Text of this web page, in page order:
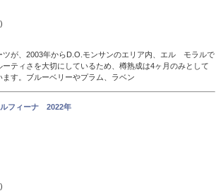
が、2003年からD.O.モンサンのエリア内、エル モラルで
ティさを大切にしているため、樽熟成は4ヶ月のみとして
す。ブルーベリーやプラム、ラベン
フィーナ 2022年